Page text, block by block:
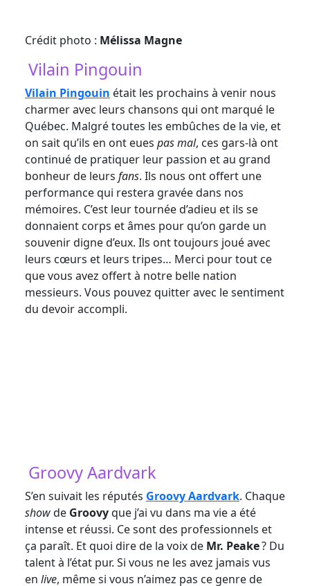
Crédit photo : Mélissa Magne
Vilain Pingouin
Vilain Pingouin était les prochains à venir nous
charmer avec leurs chansons qui ont marqué le
Québec. Malgré toutes les embûches de la vie, et
on sait qu’ils en ont eues pas mal, ces gars-là ont
continué de pratiquer leur passion et au grand
bonheur de leurs fans. Ils nous ont offert une
performance qui restera gravée dans nos
mémoires. C’est leur tournée d’adieu et ils se
donnaient corps et âmes pour qu’on garde un
souvenir digne d’eux. Ils ont toujours joué avec
leurs cœurs et leurs tripes… Merci pour tout ce
que vous avez offert à notre belle nation
messieurs. Vous pouvez quitter avec le sentiment
du devoir accompli.
Groovy Aardvark
S’en suivait les réputés Groovy Aardvark. Chaque
showde Groovyque j’ai vu dans ma vie a été
intense et réussi. Ce sont des professionnels et
ça paraît. Et quoi dire de la voix de Mr. Peake? Du
talent à l’état pur. Si vous ne les avez jamais vus
en live, même si vous n’aimez pas ce genre de